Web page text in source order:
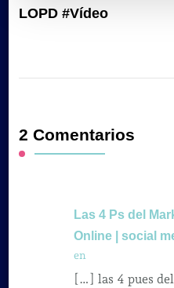
LOPD #Vídeo
2 Comentarios
Las 4 Ps del
Online | social
en
[…] las 4 pues